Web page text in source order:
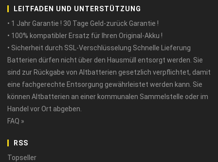
LEITFADEN UND UNTERSTÜTZUNG
• 1 Jahr Garantie ! 30 Tage Geld-zurück Garantie !
• 100% kompatibler Ersatz für Ihren Original-Akku !
• Sicherheit durch SSL-Verschlüsselung Schnelle Lieferung
Batterien dürfen nicht über den Hausmüll entsorgt werden. Sie
sind zur Rückgabe von Altbatterien gesetzlich verpflichtet, damit
eine fachgerechte Entsorgung gewährleistet werden kann. Sie
können Altbatterien an einer kommunalen Sammelstelle oder im
Handel vor Ort abgeben.
FAQ »
RSS
Topseller